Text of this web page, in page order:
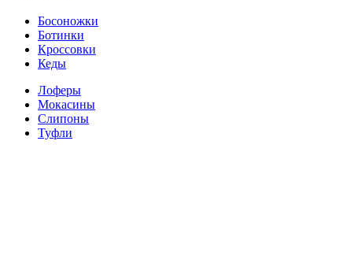
Босоножки
Ботинки
Кроссовки
Кеды
Лоферы
Мокасины
Слипоны
Туфли